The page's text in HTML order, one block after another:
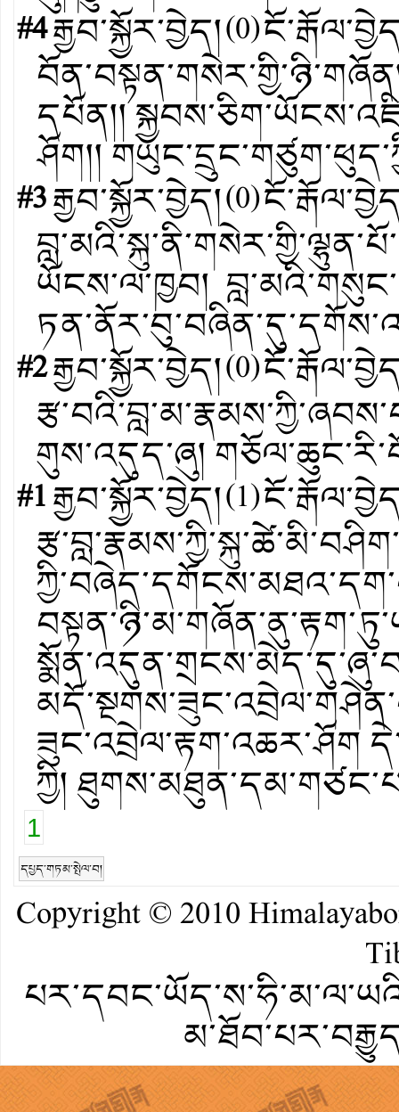
#4རྒྱབ་སྐྱོར་བྱེད།(0)
དཔོན།།
ཤོག།།
#3རྒྱབ་སྐྱོར་བྱེད།(0)
ཡོངས་ལ་ཁྱབ།
#2རྒྱབ་སྐྱོར་བྱེད།(0)
གུས་འདུད་ཞུ།
#1རྒྱབ་སྐྱོར་བྱེད།(1)
ཟུང་འབྲེལ་རྟག་འཆར་ཤོག
ཀྱི།
1
དཔྱད་གཏམ་སྤེལ་བ།
Copyright © 2010